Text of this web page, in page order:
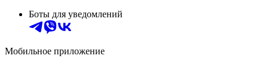
Боты для уведомлений
Мобильное приложение